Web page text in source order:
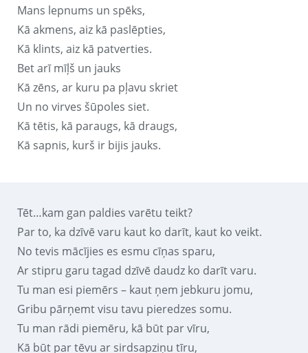
Mans lepnums un spēks,
Kā akmens, aiz kā paslēpties,
Kā klints, aiz kā patverties.
Bet arī mīļš un jauks
Kā zēns, ar kuru pa pļavu skriet
Un no virves šūpoles siet.
Kā tētis, kā paraugs, kā draugs,
Kā sapnis, kurš ir bijis jauks.
Tēt…kam gan paldies varētu teikt?
Par to, ka dzīvē varu kaut ko darīt, kaut ko veikt.
No tevis mācījies es esmu cīņas sparu,
Ar stipru garu tagad dzīvē daudz ko darīt varu.
Tu man esi piemērs – kaut ņem jebkuru jomu,
Gribu pārņemt visu tavu pieredzes somu.
Tu man rādi piemēru, kā būt par vīru,
Kā būt par tēvu ar sirdsapziņu tīru,